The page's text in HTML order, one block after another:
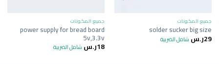
جميع المكونات
solder sucker big size
29ر.س شامل الضريبة
جميع المكونات
power supply for bread board
5v,3.3v
18ر.س شامل الضريبة